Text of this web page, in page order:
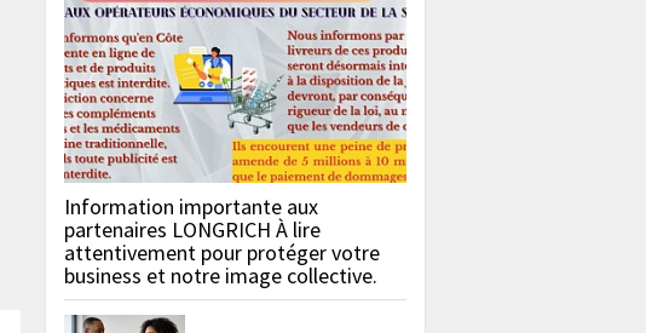
Information importante aux
partenaires LONGRICH À lire
attentivement pour protéger votre
business et notre image collective.